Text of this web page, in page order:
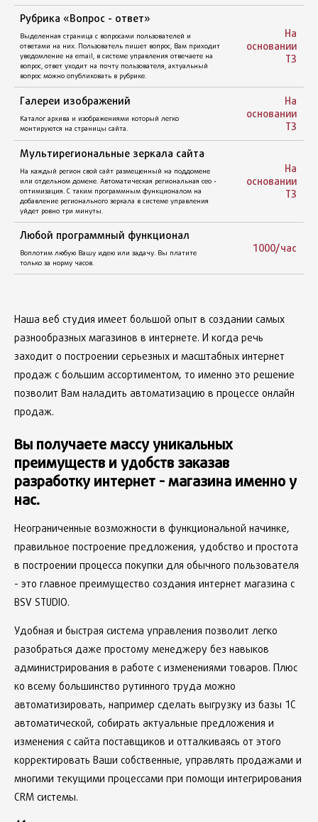
введения Р/С юр. лица.
Калькулятор стоимости доставки
Возможность рассчитать доставку товаров при оформлении
заказа введя пункт A, Б и выбрав транспортную компанию.
количества транспортных компаний с которыми Вы будете
сотрудничать.
Расширенный поиск по
характеристикам
Возможность для пользователей искать товар по заданным
характеристикам: размер, бренд, страна производитель, цена
от и до, и др. Любые характеристики создаются при
добавлении товара на сайт. Очень актуальный
большим ассортиментом товаров.
Комплектации товаров
чего зависит цена и сроки поставки.
Сопряжение интернет - магазина с 1С
Возможность автоматически загружать новые товары на
сайт, проверять количество на остатке и автоматически
менять цены. Стоимость разработки функционала выгрузки
из 1С зависит от версии 1С и от нюансов ведения базы.
Парсер товаров (единоразовый)
Возможность автоматически перенести товары из
информационного ресурса в базу данных вашего интернет -
магазина. Цена указана за за парсинг одного поставщика.
Возможность не только переносить товары, но и проверять
наличие, цены, комплектации. Цена указана за за парсинг
одного поставщика.
Конвертер валют для товаров
а в интерфейсе для пользователей автоматическая
конвертация в рубли. Курсы валют ежедневно
автоматически обновляются по данным Центробанка.
Внутренняя система управления
заказами
Отдельный внутренний модуль разработанный для
интернет - магазина: перечень заказов, редактирование
заказов, автоматически пополняемая база клиентов,
администрирование модуля с различными правами доступа
возможности системы настолько безграничны, что
стоимость по ее внедрению нужно оговаривать отдельно.
На
основании
ТЗ
На
основании
ТЗ
На
основании
ТЗ
1000/час
Наша веб студия имеет большой опыт в создании самых
разнообразных магазинов в интернете. И когда речь
заходит о построении серьезных и масштабных интернет
продаж с большим ассортиментом, то именно это решение
позволит Вам наладить автоматизацию в процессе онлайн
продаж.
Вы получаете массу уникальных
преимуществ и удобств заказав
разработку интернет - магазина именно у
нас.
Неограниченные возможности в функциональной начинке,
правильное построение предложения, удобство и простота
в построении процесса покупки для обычного пользователя
- это главное преимущество создания интернет магазина с
BSV STUDIO.
Удобная и быстрая система управления позволит легко
разобраться даже простому менеджеру без навыков
администрирования в работе с изменениями товаров. Плюс
ко всему большинство рутинного труда можно
автоматизировать, например сделать выгрузку из базы 1С
автоматической, собирать актуальные предложения и
изменения с сайта поставщиков и отталкиваясь от этого
корректировать Ваши собственные, управлять продажами и
многими текущими процессами при помощи интегрирования
CRM системы.